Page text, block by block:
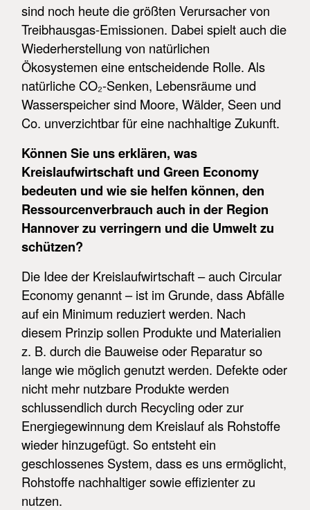
sind noch heute die größten Verursacher von
Treibhausgas-Emissionen. Dabei spielt auch die
Wiederherstellung von natürlichen
Ökosystemen eine entscheidende Rolle. Als
natürliche CO₂-Senken, Lebensräume und
Wasserspeicher sind Moore, Wälder, Seen und
Co. unverzichtbar für eine nachhaltige Zukunft.
Können Sie uns erklären, was
Kreislaufwirtschaft und Green Economy
bedeuten und wie sie helfen können, den
Ressourcenverbrauch auch in der Region
Hannover zu verringern und die Umwelt zu
schützen?
Die Idee der Kreislaufwirtschaft – auch Circular
Economy genannt – ist im Grunde, dass Abfälle
auf ein Minimum reduziert werden. Nach
diesem Prinzip sollen Produkte und Materialien
z. B. durch die Bauweise oder Reparatur so
lange wie möglich genutzt werden. Defekte oder
nicht mehr nutzbare Produkte werden
schlussendlich durch Recycling oder zur
Energiegewinnung dem Kreislauf als Rohstoffe
wieder hinzugefügt. So entsteht ein
geschlossenes System, dass es uns ermöglicht,
Rohstoffe nachhaltiger sowie effizienter zu
nutzen.